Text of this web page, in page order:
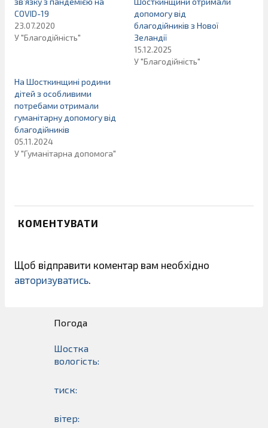
COVID-19
23.07.2020
У "Благодійність"
допомогу від
благодійників з Нової
Зеландії
15.12.2025
У "Благодійність"
На Шосткинщині родини
дітей з особливими
потребами отримали
гуманітарну допомогу від
благодійників
05.11.2024
У "Гуманітарна допомога"
КОМЕНТУВАТИ
Щоб відправити коментар вам необхідно
авторизуватись
Погода
Шостка
вологість:
тиск:
вітер: